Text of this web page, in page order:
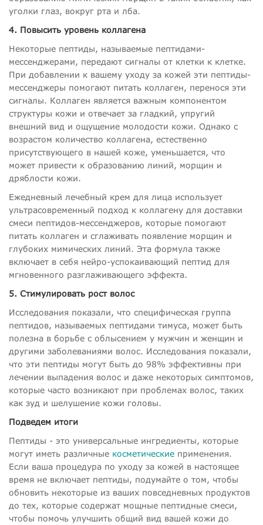
уголки глаз, вокруг рта и лба.
4. Повысить уровень коллагена
Некоторые пептиды, называемые пептидами-
мессенджерами, передают сигналы от клетки к клетке.
При добавлении к вашему уходу за кожей эти пептиды-
мессенджеры помогают питать коллаген, перенося эти
сигналы. Коллаген является важным компонентом
структуры кожи и отвечает за гладкий, упругий
внешний вид и ощущение молодости кожи. Однако с
возрастом количество коллагена, естественно
присутствующего в нашей коже, уменьшается, что
может привести к образованию линий, морщин и
дряблости кожи.
Ежедневный лечебный крем для лица использует
ультрасовременный подход к коллагену для доставки
смеси пептидов-мессенджеров, которые помогают
питать коллаген и сглаживать появление морщин и
глубоких мимических линий. Эта формула также
включает в себя нейро-успокаивающий пептид для
мгновенного разглаживающего эффекта.
5. Стимулировать рост волос
Исследования показали, что специфическая группа
пептидов, называемых пептидами тимуса, может быть
полезна в борьбе с облысением у мужчин и женщин и
другими заболеваниями волос. Исследования показали,
что эти пептиды могут быть до 98% эффективны при
лечении выпадения волос и даже некоторых симптомов,
которые часто возникают при проблемах волос, таких
как зуд и шелушение кожи головы.
Подведем итоги
Пептиды - это универсальные ингредиенты, которые
могут иметь различные косметические применения.
Если ваша процедура по уходу за кожей в настоящее
время не включает пептиды, подумайте о том, чтобы
обновить некоторые из ваших повседневных продуктов
до тех, которые содержат мощные пептидные смеси,
чтобы помочь улучшить общий вид вашей кожи до